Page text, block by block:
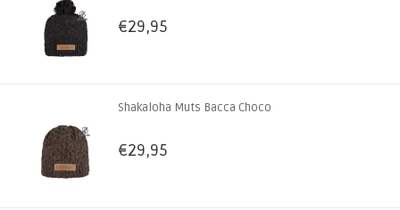
€29,95
Shakaloha Muts Bacca Choco
€29,95